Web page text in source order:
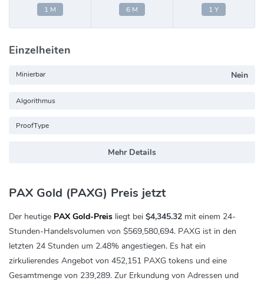
1 M 6 M 1 Y
Einzelheiten
Minierbar Nein
Algorithmus
ProofType
Mehr Details
PAX Gold (PAXG) Preis jetzt
Der heutige PAX Gold-Preis liegt bei $4,345.32 mit einem 24-
Stunden-Handelsvolumen von $569,580,694. PAXG ist in den
letzten 24 Stunden um 2.48% angestiegen. Es hat ein
zirkulierendes Angebot von 452,151 PAXG tokens und eine
Gesamtmenge von 239,289. Zur Erkundung von Adressen und